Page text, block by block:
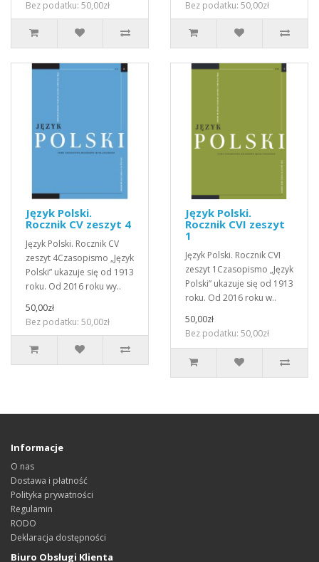
Bez podatku: 50,00zł
Bez podatku: 50,00zł
Język Polski.
Rocznik CV zeszyt 4
Język Polski. Rocznik CV
zeszyt 4Czasopismo „Język
Polski” ukazuje się od 1913
roku. Od 2016 roku wy..
50,00zł
Bez podatku: 50,00zł
Język Polski.
Rocznik CVI zeszyt
1
Język Polski. Rocznik CVI
zeszyt 1Czasopismo „Język
Polski” ukazuje się od 1913
roku. Od 2016 roku w..
50,00zł
Bez podatku: 50,00zł
Informacje
O nas
Dostawa i płatność
Polityka prywatności
Regulamin
RODO
Deklaracja dostępności
Biuro Obsługi Klienta